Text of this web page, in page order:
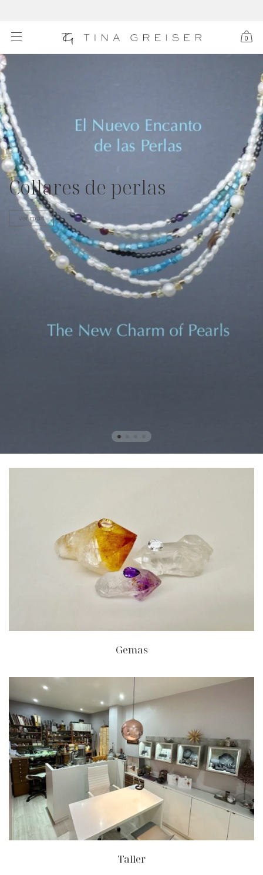
0
Collares de perlas
Ver más
Gemas
Taller